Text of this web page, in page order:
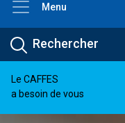
Menu
Le CAFFES
a besoin de vous